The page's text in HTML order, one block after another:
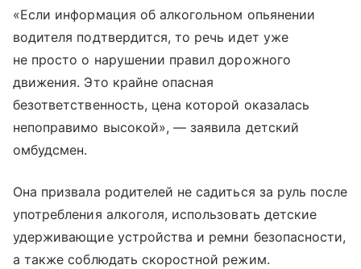
«Если информация об алкогольном опьянении
водителя подтвердится, то речь идет уже
не просто о нарушении правил дорожного
движения. Это крайне опасная
безответственность, цена которой оказалась
непоправимо высокой», — заявила детский
омбудсмен.
Она призвала родителей не садиться за руль после
употребления алкоголя, использовать детские
удерживающие устройства и ремни безопасности,
а также соблюдать скоростной режим.